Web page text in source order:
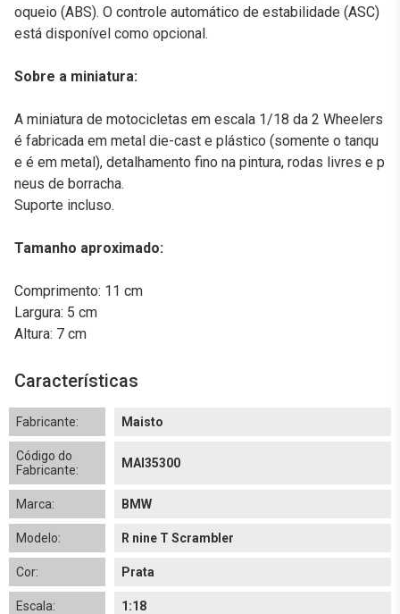
oqueio (ABS). O controle automático de estabilidade (ASC)
está disponível como opcional.
Sobre a miniatura:
A miniatura de motocicletas em escala 1/18 da 2 Wheelers
é fabricada em metal die-cast e plástico (somente o tanqu
e é em metal), detalhamento fino na pintura, rodas livres e p
neus de borracha.
Suporte incluso.
Tamanho aproximado:
Comprimento: 11 cm
Largura: 5 cm
Altura: 7 cm
Características
Fabricante: Maisto
Código do
Fabricante:
MAI35300
Marca: BMW
Modelo: R nine T Scrambler
Cor: Prata
Escala: 1:18